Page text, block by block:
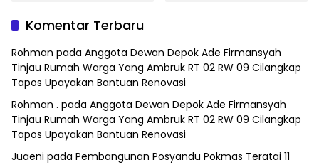
Komentar Terbaru
Rohman pada Anggota Dewan Depok Ade Firmansyah
Tinjau Rumah Warga Yang Ambruk RT 02 RW 09 Cilangkap
Tapos Upayakan Bantuan Renovasi
Rohman . pada Anggota Dewan Depok Ade Firmansyah
Tinjau Rumah Warga Yang Ambruk RT 02 RW 09 Cilangkap
Tapos Upayakan Bantuan Renovasi
Juaeni pada Pembangunan Posyandu Pokmas Teratai 11